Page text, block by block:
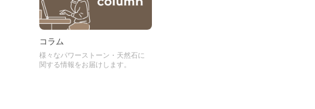
コラム
様々なパワーストーン・天然石に
関する情報をお届けします。